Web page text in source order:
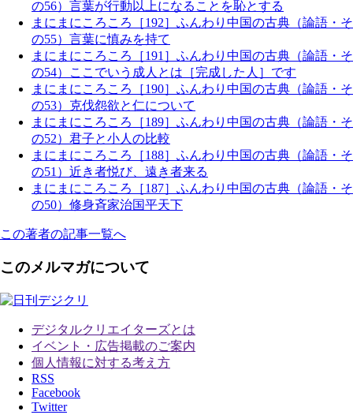
の56）言葉が行動以上になることを恥とする
まにまにころころ［192］ふんわり中国の古典（論語・そ
の55）言葉に慎みを持て
まにまにころころ［191］ふんわり中国の古典（論語・そ
の54）ここでいう成人とは［完成した人］です
まにまにころころ［190］ふんわり中国の古典（論語・そ
の53）克伐怨欲と仁について
まにまにころころ［189］ふんわり中国の古典（論語・そ
の52）君子と小人の比較
まにまにころころ［188］ふんわり中国の古典（論語・そ
の51）近き者悦び、遠き者来る
まにまにころころ［187］ふんわり中国の古典（論語・そ
の50）修身斉家治国平天下
この著者の記事一覧へ
このメルマガについて
デジタルクリエイターズとは
イベント・広告掲載のご案内
個人情報に対する考え方
RSS
Facebook
Twitter